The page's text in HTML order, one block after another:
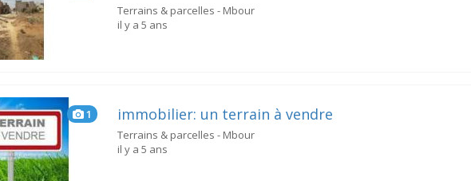
Terrains & parcelles - Mbour
il y a 5 ans
1 immobilier: un terrain à vendre
Terrains & parcelles - Mbour
il y a 5 ans